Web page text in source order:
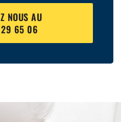
NOUS AU
65 06